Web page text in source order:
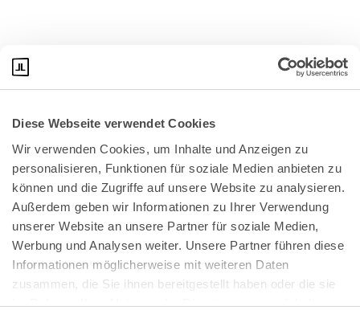
Diese Webseite verwendet Cookies
Wir verwenden Cookies, um Inhalte und Anzeigen zu
personalisieren, Funktionen für soziale Medien anbieten zu
können und die Zugriffe auf unsere Website zu analysieren.
Außerdem geben wir Informationen zu Ihrer Verwendung
unserer Website an unsere Partner für soziale Medien,
Werbung und Analysen weiter. Unsere Partner führen diese
Informationen möglicherweise mit weiteren Daten
zusammen, die Sie ihnen bereitgestellt haben oder die sie
im Rahmen Ihrer Nutzung der Dienste gesammelt haben.
Bundeskanzlerplatz 2
53113 Bonn
Pressemitteilungen|AGB
Impressum|Datenschutz